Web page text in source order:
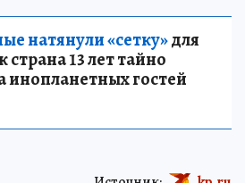
натянули «сетку»для
13 лет тайно
инопланетных гостей